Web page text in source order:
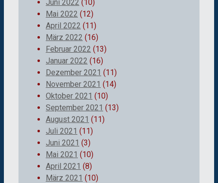
Juni 2022 (10)
Mai 2022 (12)
April 2022 (11)
März 2022 (16)
Februar 2022 (13)
Januar 2022 (16)
Dezember 2021 (11)
November 2021 (14)
Oktober 2021 (10)
September 2021 (13)
August 2021 (11)
Juli 2021 (11)
Juni 2021 (3)
Mai 2021 (10)
April 2021 (8)
März 2021 (10)